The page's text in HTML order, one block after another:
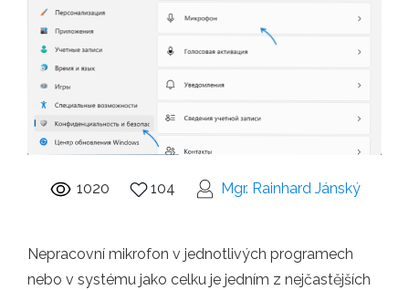
1020 104 Mgr. Rainhard Jánský
Nepracovní mikrofon v jednotlivých programech
nebo v systému jako celku je jedním z nejčastějších